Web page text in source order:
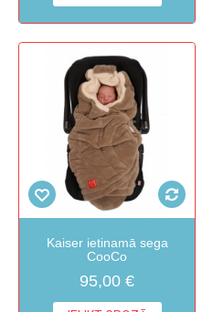
Kaiser ietinamā sega
CooCo
95,00 €